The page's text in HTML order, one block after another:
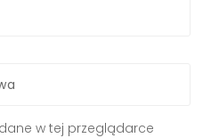
w tej przeglądarce